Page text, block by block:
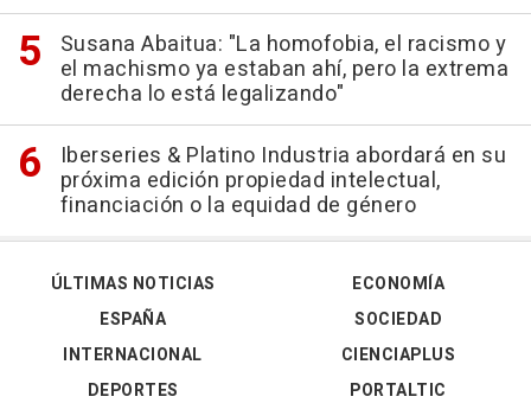
Susana Abaitua: "La homofobia, el racismo y
el machismo ya estaban ahí, pero la extrema
derecha lo está legalizando"
Iberseries & Platino Industria abordará en su
próxima edición propiedad intelectual,
financiación o la equidad de género
ÚLTIMAS NOTICIAS
ESPAÑA
INTERNACIONAL
DEPORTES
ECONOMÍA
SOCIEDAD
CIENCIAPLUS
PORTALTIC